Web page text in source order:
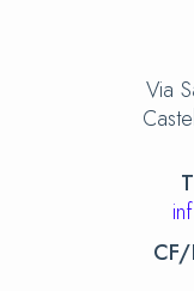
Via
T
CF/